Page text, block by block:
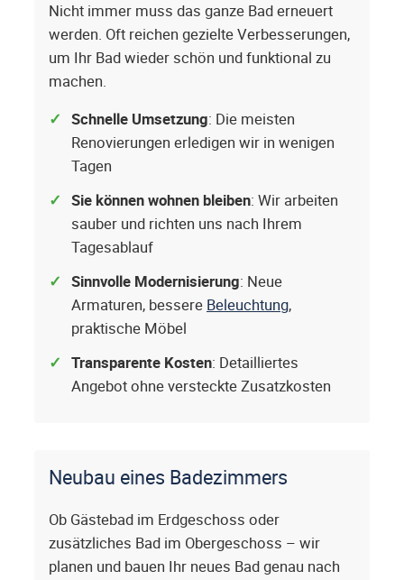
Nicht immer muss das ganze Bad erneuert
werden. Oft reichen gezielte Verbesserungen,
um Ihr Bad wieder schön und funktional zu
machen.
Schnelle Umsetzung: Die meisten
Renovierungen erledigen wir in wenigen
Tagen
Sie können wohnen bleiben: Wir arbeiten
sauber und richten uns nach Ihrem
Tagesablauf
Sinnvolle Modernisierung: Neue
Armaturen, bessere Beleuchtung,
praktische Möbel
Transparente Kosten: Detailliertes
Angebot ohne versteckte Zusatzkosten
Neubau eines Badezimmers
Ob Gästebad im Erdgeschoss oder
zusätzliches Bad im Obergeschoss – wir
planen und bauen Ihr neues Bad genau nach